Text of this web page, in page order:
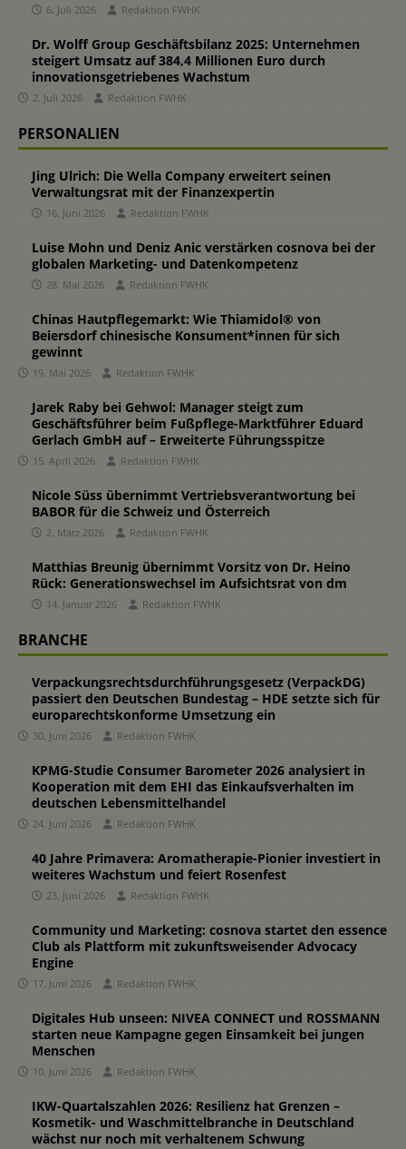
6. Juli 2026 Redaktion FWHK
Dr. Wolff Group Geschäftsbilanz 2025: Unternehmen
steigert Umsatz auf 384,4 Millionen Euro durch
innovationsgetriebenes Wachstum
2. Juli 2026 Redaktion FWHK
PERSONALIEN
Jing Ulrich: Die Wella Company erweitert seinen
Verwaltungsrat mit der Finanzexpertin
16. Juni 2026 Redaktion FWHK
Luise Mohn und Deniz Anic verstärken cosnova bei der
globalen Marketing- und Datenkompetenz
28. Mai 2026 Redaktion FWHK
Chinas Hautpflegemarkt: Wie Thiamidol® von
Beiersdorf chinesische Konsument*innen für sich
gewinnt
19. Mai 2026 Redaktion FWHK
Jarek Raby bei Gehwol: Manager steigt zum
Geschäftsführer beim Fußpflege-Marktführer Eduard
Gerlach GmbH auf – Erweiterte Führungsspitze
15. April 2026 Redaktion FWHK
Nicole Süss übernimmt Vertriebsverantwortung bei
BABOR für die Schweiz und Österreich
2. März 2026 Redaktion FWHK
Matthias Breunig übernimmt Vorsitz von Dr. Heino
Rück: Generationswechsel im Aufsichtsrat von dm
14. Januar 2026 Redaktion FWHK
BRANCHE
Verpackungsrechtsdurchführungsgesetz (VerpackDG)
passiert den Deutschen Bundestag – HDE setzte sich für
europarechtskonforme Umsetzung ein
30. Juni 2026 Redaktion FWHK
KPMG-Studie Consumer Barometer 2026 analysiert in
Kooperation mit dem EHI das Einkaufsverhalten im
deutschen Lebensmittelhandel
24. Juni 2026 Redaktion FWHK
40 Jahre Primavera: Aromatherapie-Pionier investiert in
weiteres Wachstum und feiert Rosenfest
23. Juni 2026 Redaktion FWHK
Community und Marketing: cosnova startet den essence
Club als Plattform mit zukunftsweisender Advocacy
Engine
17. Juni 2026 Redaktion FWHK
Digitales Hub unseen: NIVEA CONNECT und ROSSMANN
starten neue Kampagne gegen Einsamkeit bei jungen
Menschen
10. Juni 2026 Redaktion FWHK
IKW-Quartalszahlen 2026: Resilienz hat Grenzen –
Kosmetik- und Waschmittelbranche in Deutschland
wächst nur noch mit verhaltenem Schwung